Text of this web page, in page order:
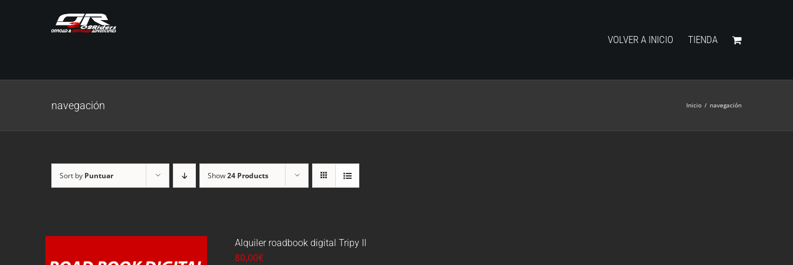
VOLVER A INICIO TIENDA
navegación Inicio / navegación
Sort by Puntuar Show24 Products
Alquiler roadbook digital Tripy II
80,00€